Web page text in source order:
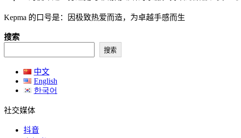
Kepma 的口号是：因极致热爱而造，为卓越手感而生
搜索
搜索
中文
English
한국어
社交媒体
抖音